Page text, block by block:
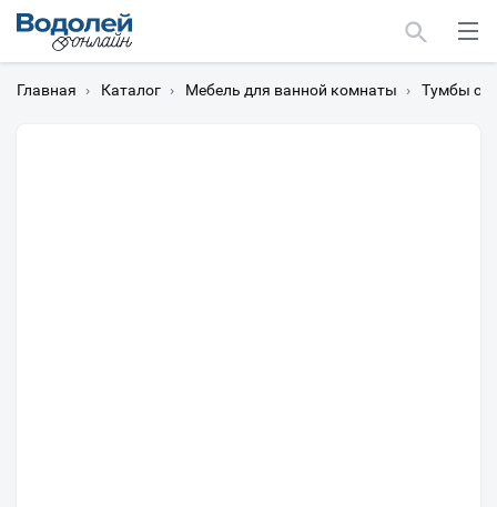
Главная › Каталог › Мебель для ванной комнаты › Тумбы с